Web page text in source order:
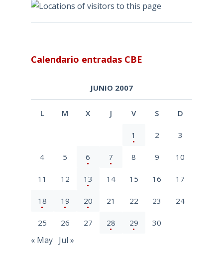
Calendario entradas CBE
JUNIO 2007
L M X J V S D
1 2 3
4 5 6 7 8 9 10
11 12 13 14 15 16 17
18 19 20 21 22 23 24
25 26 27 28 29 30
« May Jul »